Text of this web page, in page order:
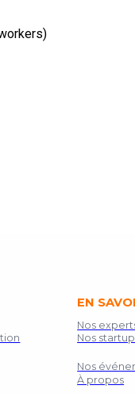
EN
Nos
Nos
Nos
À propos